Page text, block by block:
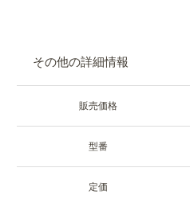
その他の詳細情報
販売価格
型番
定価